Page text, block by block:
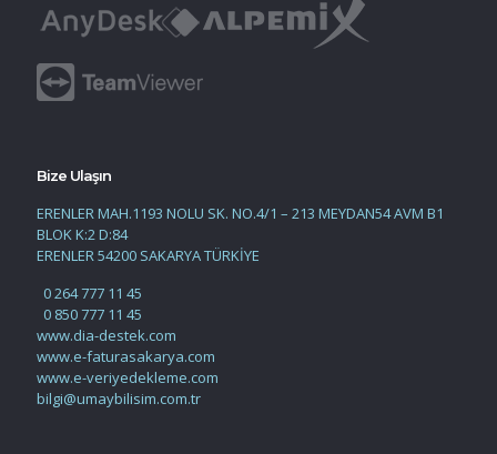
Bize Ulaşın
ERENLER MAH.1193 NOLU SK. NO.4/1 – 213 MEYDAN54 AVM B1
BLOK K:2 D:84
ERENLER 54200 SAKARYA TÜRKİYE
0 264 777 11 45
0 850 777 11 45
www.dia-destek.com
www.e-faturasakarya.com
www.e-veriyedekleme.com
bilgi@umaybilisim.com.tr